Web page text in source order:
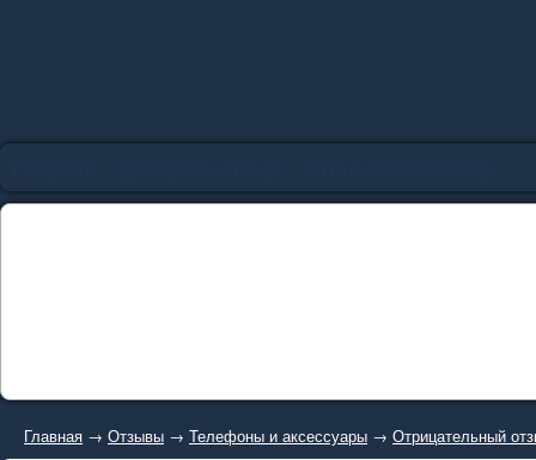
Главная → Отзывы → Телефоны и аксессуары → Отрицательный